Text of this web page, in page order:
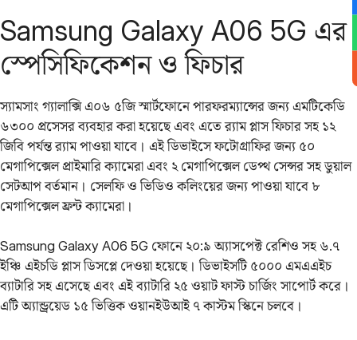
Samsung Galaxy A06 5G এর
স্পেসিফিকেশন ও ফিচার
স্যামসাং গ্যালাক্সি এ০৬ ৫জি স্মার্টফোনে পারফরম্যান্সের জন্য এমটিকেডি
৬৩০০ প্রসেসর ব্যবহার করা হয়েছে এবং এতে র‌্যাম প্লাস ফিচার সহ ১২
জিবি পর্যন্ত র‌্যাম পাওয়া যাবে। এই ডিভাইসে ফটোগ্রাফির জন্য ৫০
মেগাপিক্সেল প্রাইমারি ক্যামেরা এবং ২ মেগাপিক্সেল ডেপ্থ সেন্সর সহ ডুয়াল
সেটআপ বর্তমান। সেলফি ও ভিডিও কলিংয়ের জন্য পাওয়া যাবে ৮
মেগাপিক্সেল ফ্রন্ট ক্যামেরা।
Samsung Galaxy A06 5G ফোনে ২০:৯ অ্যাসপেক্ট রেশিও সহ ৬.৭
ইঞ্চি এইচডি প্লাস ডিসপ্লে দেওয়া হয়েছে। ডিভাইসটি ৫০০০ এমএএইচ
ব্যাটারি সহ এসেছে এবং এই ব্যাটারি ২৫ ওয়াট ফাস্ট চার্জিং সাপোর্ট করে।
এটি অ্যান্ড্রয়েড ১৫ ভিত্তিক ওয়ানইউআই ৭ কাস্টম স্কিনে চলবে।